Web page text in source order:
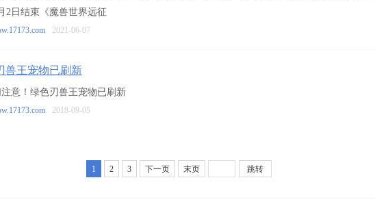
2日结束《魔兽世界远征
2021-06-07
兽王宠物已刷新
意！绿色刃兽王宠物已刷新
2018-09-05
1 2 3 下一页 末页 跳转